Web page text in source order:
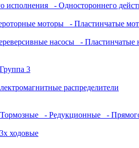
исполнения - Одностороннего
моторы
- Пластинчатые
насосы - Пластинчатые
3
распределители
- Редукционные -
ходовые